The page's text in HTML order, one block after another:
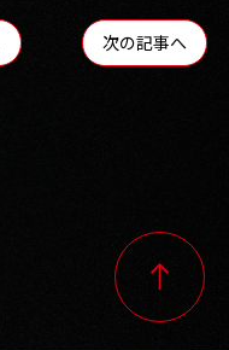
次の記事へ